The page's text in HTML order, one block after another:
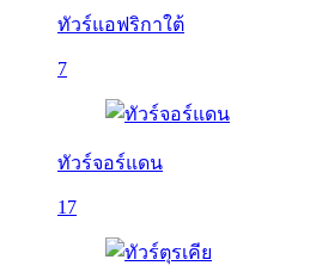
ทัวร์แอฟริกาใต้
7
ทัวร์จอร์แดน
17